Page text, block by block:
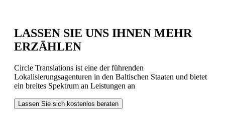
LASSEN SIE UNS IHNEN MEHR
ERZÄHLEN
Circle Translations ist eine der führenden
Lokalisierungsagenturen in den Baltischen Staaten und bietet
ein breites Spektrum an Leistungen an
Lassen Sie sich kostenlos beraten